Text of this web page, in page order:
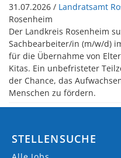
31.07.2026 / Landratsamt
Rosenheim
Der Landkreis Rosenheim
Sachbearbeiter/in (m/w/d)
für die Übernahme von
Kitas. Ein unbefristeter
der Chance, das
Menschen zu fördern.
STELLENSUCHE